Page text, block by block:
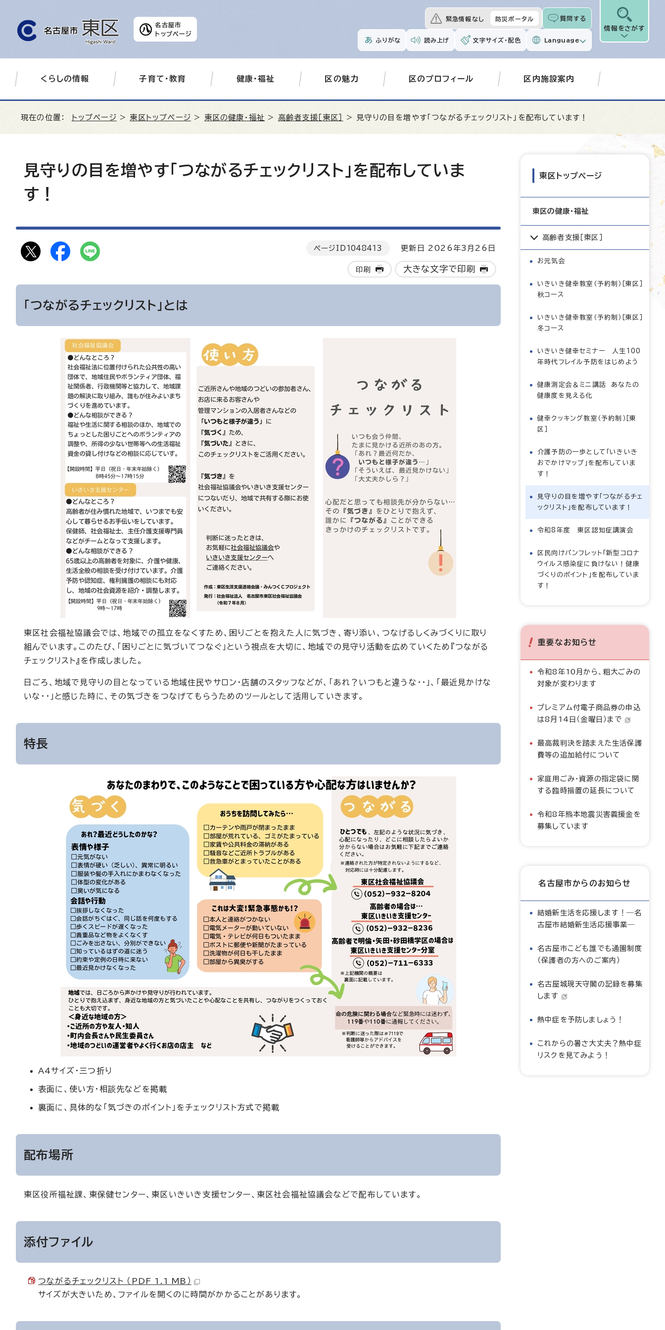
名古屋市
トップページ
緊急情報なし 防災ポータル 質問する
ふりがな 読み上げ 文字サイズ・配色 Language
情報をさがす
くらしの情報 子育て・教育 健康・福祉 区の魅力 区のプロフィール 区内施設案内
現在の位置： トップページ > 東区トップページ > 東区の健康・福祉 > 高齢者支援［東区］ > 見守りの目を増やす「つながるチェックリスト」を配布しています！
見守りの目を増やす「つながるチェックリスト」を配布していま
す！
ページID 1048413 更新日 2026年3月26日
印刷 大きな文字で印刷
「つながるチェックリスト」とは
東区社会福祉協議会では、地域での孤立をなくすため、困りごとを抱えた人に気づき、寄り添い、つなげるしくみづくりに取り
組んでいます。このたび、「困りごとに気づいてつなぐ」という視点を大切に、地域での見守り活動を広めていくため『つながる
チェックリスト』を作成しました。
日ごろ、地域で見守りの目となっている地域住民やサロン・店舗のスタッフなどが、「あれ？いつもと違うな・・」、「最近見かけな
いな・・」と感じた時に、その気づきをつなげてもらうためのツールとして活用していきます。
特長
A4サイズ・三つ折り
表面に、使い方・相談先などを掲載
裏面に、具体的な「気づきのポイント」をチェックリスト方式で掲載
配布場所
東区役所福祉課、東保健センター、東区いきいき支援センター、東区社会福祉協議会などで配布しています。
添付ファイル
つながるチェックリスト （PDF 1.1 MB）
サイズが大きいため、ファイルを開くのに時間がかかることがあります。
東区トップページ
東区の健康・福祉
高齢者支援［東区］
お元気会
いきいき健幸教室（予約制）［東区］
秋コース
いきいき健幸教室（予約制）［東区］
冬コース
いきいき健幸セミナー 人生100
年時代フレイル予防をはじめよう
健康測定会＆ミニ講話 あなたの
健康度を見える化
健幸クッキング教室（予約制）［東
区］
介護予防の一歩として「いきいき
おでかけマップ」を配布していま
す！
見守りの目を増やす「つながるチェ
ックリスト」を配布しています！
令和8年度 東区認知症講演会
区民向けパンフレット「新型コロナ
ウイルス感染症に負けない！健康
づくりのポイント」を配布していま
す！
重要なお知らせ
令和8年10月から、粗大ごみの
対象が変わります
プレミアム付電子商品券の申込
は8月14日（金曜日）まで
最高裁判決を踏まえた生活保護
費等の追加給付について
家庭用ごみ・資源の指定袋に関
する臨時措置の延長について
令和8年熊本地震災害義援金を
募集しています
名古屋市からのお知らせ
結婚新生活を応援します！―名
古屋市結婚新生活応援事業―
名古屋市こども誰でも通園制度
（保護者の方へのご案内）
名古屋城現天守閣の記録を募集
します
熱中症を予防しましょう！
これからの暑さ大丈夫？熱中症
リスクを見てみよう！